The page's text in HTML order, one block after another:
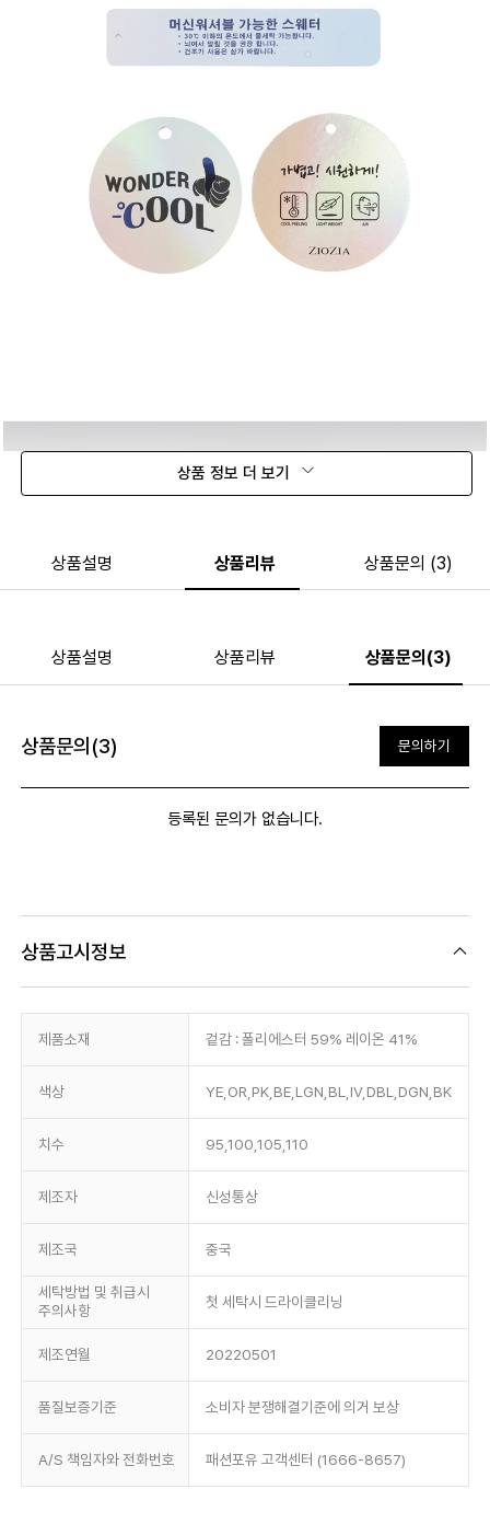
상품 정보 더 보기
상품설명 상품리뷰 상품문의 (3)
상품설명 상품리뷰 상품문의(3)
상품문의(3) 문의하기
등록된 문의가 없습니다.
상품고시정보
제품소재 겉감 : 폴리에스터 59% 레이온 41%
색상 YE,OR,PK,BE,LGN,BL,IV,DBL,DGN,BK
치수 95,100,105,110
제조자 신성통상
제조국 중국
세탁방법 및 취급시
주의사항
첫 세탁시 드라이클리닝
제조연월 20220501
품질보증기준 소비자 분쟁해결기준에 의거 보상
A/S 책임자와 전화번호 패션포유 고객센터 (1666-8657)